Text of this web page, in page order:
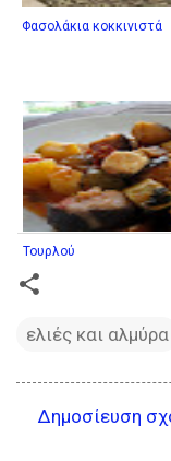
Φασολάκια κοκκινιστά
Τουρλού
ελιές και αλμύρα
Δημοσίευση